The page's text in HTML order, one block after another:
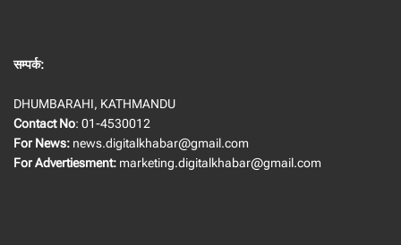
सम्पर्क:
DHUMBARAHI, KATHMANDU
Contact No: 01-4530012
For News: news.digitalkhabar@gmail.com
For Advertiesment: marketing.digitalkhabar@gmail.com